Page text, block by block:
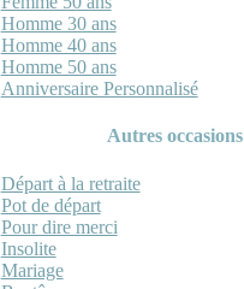
Homme 30 ans
Homme 40 ans
Homme 50 ans
Anniversaire Personnalisé
Autres occasions
Départ à la retraite
Pot de départ
Pour dire merci
Insolite
Mariage